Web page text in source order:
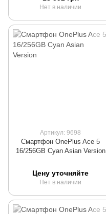
Нет в наличии
Артикул: 9698
Смартфон OnePlus Ace 5
16/256GB Cyan Asian Version
Цену уточняйте
Нет в наличии